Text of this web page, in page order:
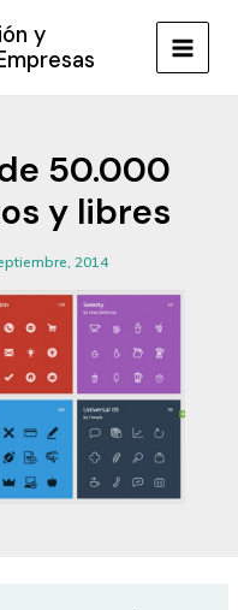
y
MAIN
50.000
y libres
2014